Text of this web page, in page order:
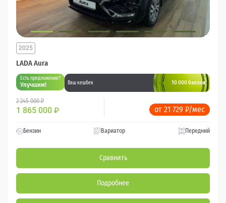
LADA Aura
2025
Есть предложение?
Улучшим! Ваш кешбек 10 000 баллов
2 245 000 ₽
1 865 000 ₽ от 21 729 ₽/мес
Бензин Вариатор Передний
Сравнить
Подробнее